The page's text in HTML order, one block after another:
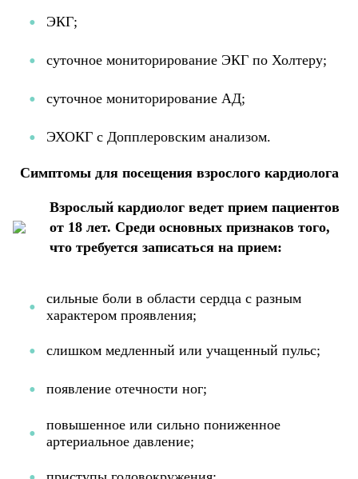
ЭКГ;
суточное мониторирование ЭКГ по Холтеру;
суточное мониторирование АД;
ЭХОКГ с Допплеровским анализом.
Симптомы для посещения взрослого кардиолога
Взрослый кардиолог ведет прием пациентов
от 18 лет. Среди основных признаков того,
что требуется записаться на прием:
cильные боли в области сердца с разным
характером проявления;
слишком медленный или учащенный пульс;
появление отечности ног;
повышенное или сильно пониженное
артериальное давление;